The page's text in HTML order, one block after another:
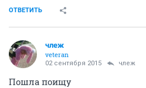
ОТВЕТИТЬ
члеж
veteran
02 сентября 2015 члеж
Пошла поищу